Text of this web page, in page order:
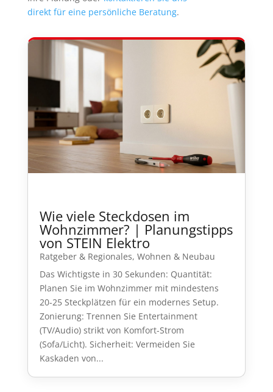
direkt für eine persönliche Beratung.
Wie viele Steckdosen im
Wohnzimmer? | Planungstipps
von STEIN Elektro
Ratgeber & Regionales, Wohnen & Neubau
Das Wichtigste in 30 Sekunden: Quantität:
Planen Sie im Wohnzimmer mit mindestens
20-25 Steckplätzen für ein modernes Setup.
Zonierung: Trennen Sie Entertainment
(TV/Audio) strikt von Komfort-Strom
(Sofa/Licht). Sicherheit: Vermeiden Sie
Kaskaden von...